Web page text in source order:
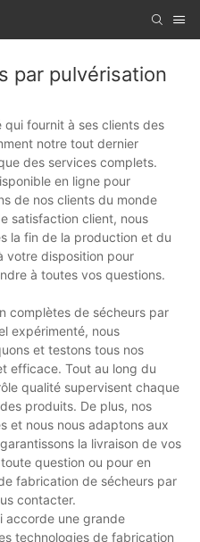
par pulvérisation
fournit à ses clients des
notre tout dernier
des services complets.
en ligne pour
de nos clients du monde
satisfaction client, nous
la fin de la production et du
votre disposition pour
à toutes vos questions.
complètes de sécheurs par
expérimenté, nous
et testons tous nos
efficace. Tout au long du
qualité supervisent chaque
produits. De plus, nos
et nous nous adaptons aux
la livraison de vos
question ou pour en
fabrication de sécheurs par
contacter.
accorde une grande
technologies de fabrication